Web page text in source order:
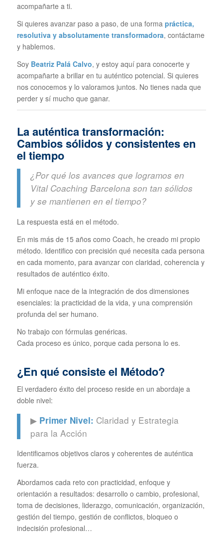
acompañarte a ti.
Si quieres avanzar paso a paso, de una forma práctica,
resolutiva y absolutamente transformadora, contáctame
y hablemos.
Soy Beatriz Palá Calvo, y estoy aquí para conocerte y
acompañarte a brillar en tu auténtico potencial. Si quieres
nos conocemos y lo valoramos juntos. No tienes nada que
perder y sí mucho que ganar.
La auténtica transformación:
Cambios sólidos y consistentes en
el tiempo
¿Por qué los avances que logramos en
Vital Coaching Barcelona son tan sólidos
y se mantienen en el tiempo?
La respuesta está en el método.
En mis más de 15 años como Coach, he creado mi propio
método. Identifico con precisión qué necesita cada persona
en cada momento, para avanzar con claridad, coherencia y
resultados de auténtico éxito.
Mi enfoque nace de la integración de dos dimensiones
esenciales: la practicidad de la vida, y una comprensión
profunda del ser humano.
No trabajo con fórmulas genéricas.
Cada proceso es único, porque cada persona lo es.
¿En qué consiste el Método?
El verdadero éxito del proceso reside en un abordaje a
doble nivel:
▶ Primer Nivel: Claridad y Estrategia
para la Acción
Identificamos objetivos claros y coherentes de auténtica
fuerza.
Abordamos cada reto con practicidad, enfoque y
orientación a resultados: desarrollo o cambio, profesional,
toma de decisiones, liderazgo, comunicación, organización,
gestión del tiempo, gestión de conflictos, bloqueo o
indecisión profesional…